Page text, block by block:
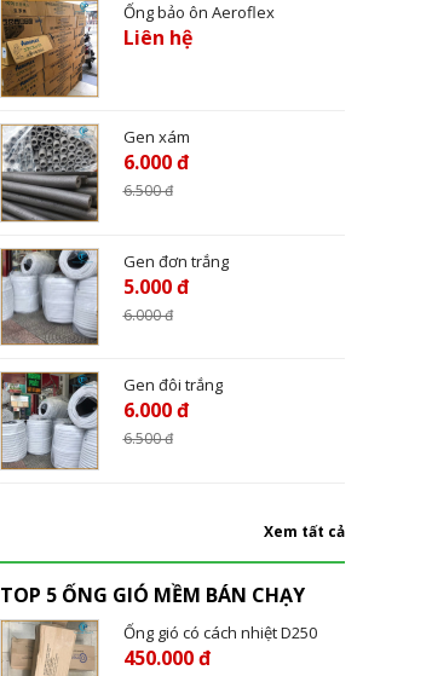
Ống bảo ôn Aeroflex
Liên hệ
Gen xám
6.000 đ
6.500đ
Gen đơn trắng
5.000 đ
6.000đ
Gen đôi trắng
6.000 đ
6.500đ
Xem tất cả
TOP 5 ỐNG GIÓ MỀM BÁN CHẠY
Ống gió có cách nhiệt D250
450.000 đ